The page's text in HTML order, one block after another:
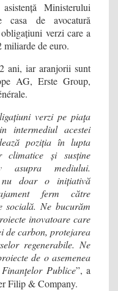
Ministerului
casa de avocatură
verzi care a
miliarde de euro.
ani, iar aranjorii sunt
AG, Erste Group,
verzi pe piaţa
intermediul acestei
poziția în lupta
climatice și susține
asupra mediului.
nu doar o inițiativă
ferm către
socială. Ne bucurăm
inovatoare care
de carbon, protejarea
regenerabile. Ne
de o asemenea
Publice”, a
Filip & Company.